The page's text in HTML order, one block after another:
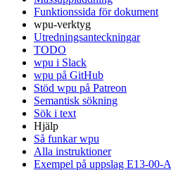
Funktionssida för dokument
wpu-verktyg
Utredningsanteckningar
TODO
wpu i Slack
wpu på GitHub
Stöd wpu på Patreon
Semantisk sökning
Sök i text
Hjälp
Så funkar wpu
Alla instruktioner
Exempel på uppslag E13-00-A